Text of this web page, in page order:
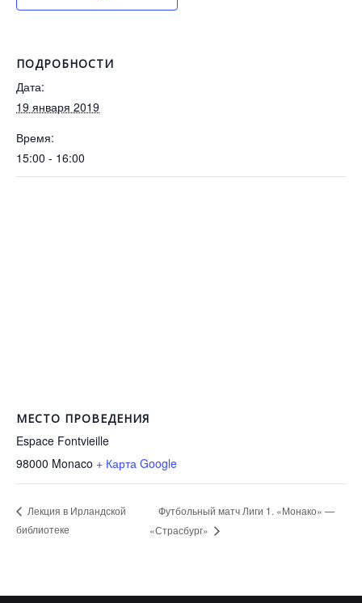
ПОДРОБНОСТИ
Дата:
19 января 2019
Время:
15:00 - 16:00
МЕСТО ПРОВЕДЕНИЯ
Espace Fontvieille
98000 Monaco + Карта Google
Лекция в Ирландской
библиотеке
Футбольный матч Лиги 1. «Монако» —
«Страсбург»